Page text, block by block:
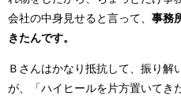
会社の中身見せると言って、 事務
きたんです。
Ｂさんはかなり抵抗して、振り解
が、「ハイヒールを片方置いてき